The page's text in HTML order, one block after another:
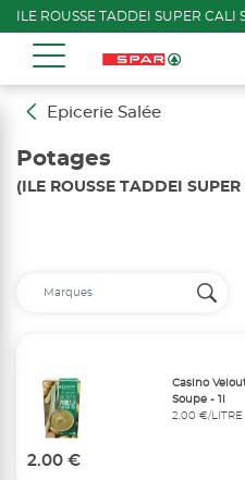
ILE ROUSSE TADDEI SUPER CALI
Epicerie Salée
Potages
(ILE ROUSSE TADDEI
Casino
Soupe - 1l
2,00 €/LITRE
2.00 €